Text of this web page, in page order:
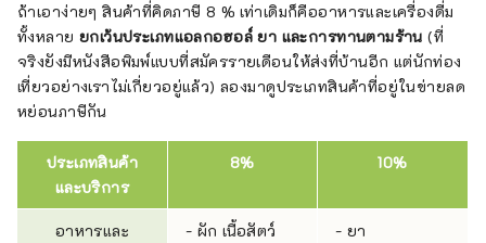
ถ้าเอาง่ายๆ สินค้าที่คิดภาษี 8 % เท่าเดิมก็คืออาหารและเครื่องดื่ม
ทั้งหลาย ยกเว้นประเภทแอลกอฮอล์ ยา และการทานตามร้าน (ที่
จริงยังมีหนังสือพิมพ์แบบที่สมัครรายเดือนให้ส่งที่บ้านอีก แต่นักท่อง
เที่ยวอย่างเราไม่เกี่ยวอยู่แล้ว) ลองมาดูประเภทสินค้าที่อยู่ในข่ายลด
หย่อนภาษีกัน
ประเภทสินค้า
และบริการ
8% 10%
อาหารและ
- ผัก เนื้อสัตว์
- ยา